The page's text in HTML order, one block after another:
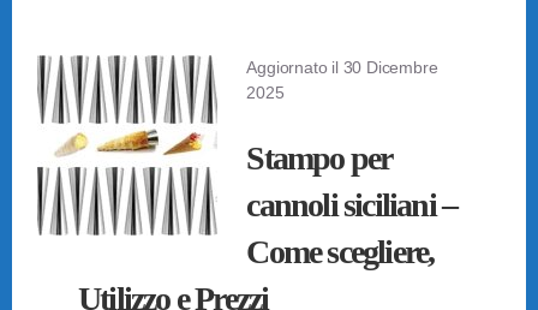
Aggiornato il 30 Dicembre
2025
Stampo per
cannoli siciliani –
Come scegliere,
Utilizzo e Prezzi